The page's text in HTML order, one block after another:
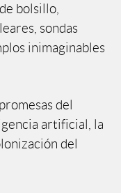
bolsillo,
sondas
inimaginables
del
artificial, la
del